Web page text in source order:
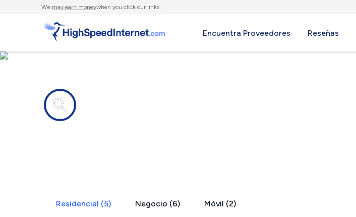
We may earn moneywhen you click our links.
Encuentra Proveedores Reseñas
Residencial (5) Negocio (6) Móvil (2)